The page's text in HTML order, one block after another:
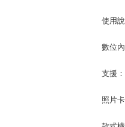
使用
數位
支援
照片